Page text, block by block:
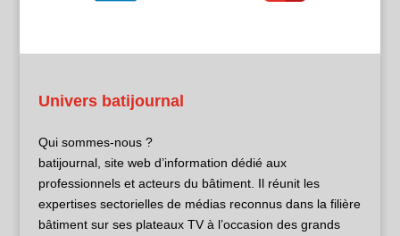
Univers batijournal
Qui sommes-nous ?
batijournal, site web d’information dédié aux
professionnels et acteurs du bâtiment. Il réunit les
expertises sectorielles de médias reconnus dans la filière
bâtiment sur ses plateaux TV à l’occasion des grands